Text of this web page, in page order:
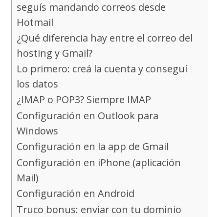
seguís mandando correos desde
Hotmail
¿Qué diferencia hay entre el correo del
hosting y Gmail?
Lo primero: creá la cuenta y conseguí
los datos
¿IMAP o POP3? Siempre IMAP
Configuración en Outlook para
Windows
Configuración en la app de Gmail
Configuración en iPhone (aplicación
Mail)
Configuración en Android
Truco bonus: enviar con tu dominio